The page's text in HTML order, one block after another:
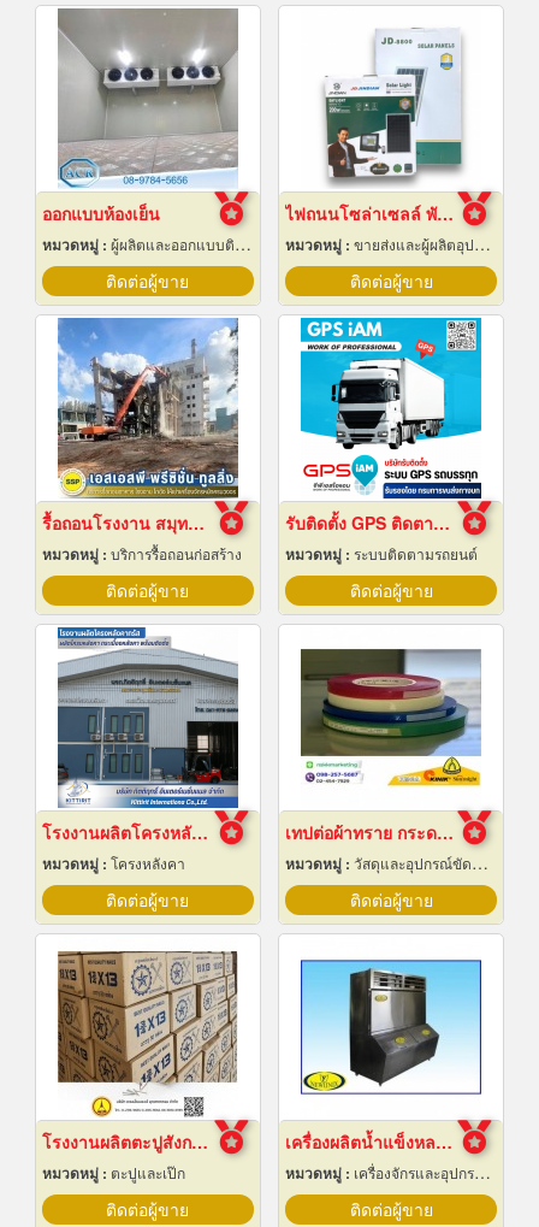
ออกแบบห้องเย็น
หมวดหมู่ : ผู้ผลิตและออกแบบติดตั้งห้องเย็น
ติดต่อผู้ขาย
ไฟถนนโซล่าเซลล์ พัทยา ชลบุรี
หมวดหมู่ : ขายส่งและผู้ผลิตอุปกรณ์เครื่องใช้ไฟฟ้า
ติดต่อผู้ขาย
รื้อถอนโรงงาน สมุทรปราการ
หมวดหมู่ : บริการรื้อถอนก่อสร้าง
ติดต่อผู้ขาย
รับติดตั้ง GPS ติดตามรถบรรทุก
หมวดหมู่ : ระบบติดตามรถยนต์
ติดต่อผู้ขาย
โรงงานผลิตโครงหลังคาสำเร็จรูป
หมวดหมู่ : โครงหลังคา
ติดต่อผู้ขาย
เทปต่อผ้าทราย กระดาษทราย
หมวดหมู่ : วัสดุและอุปกรณ์ขัดและฝน
ติดต่อผู้ขาย
โรงงานผลิตตะปูสังกะสี
หมวดหมู่ : ตะปูและเป๊ก
ติดต่อผู้ขาย
เครื่องผลิตน้ำแข็งหลอด เชียงใหม่
หมวดหมู่ : เครื่องจักรและอุปกรณ์ผลิตน้ำแข็ง
ติดต่อผู้ขาย